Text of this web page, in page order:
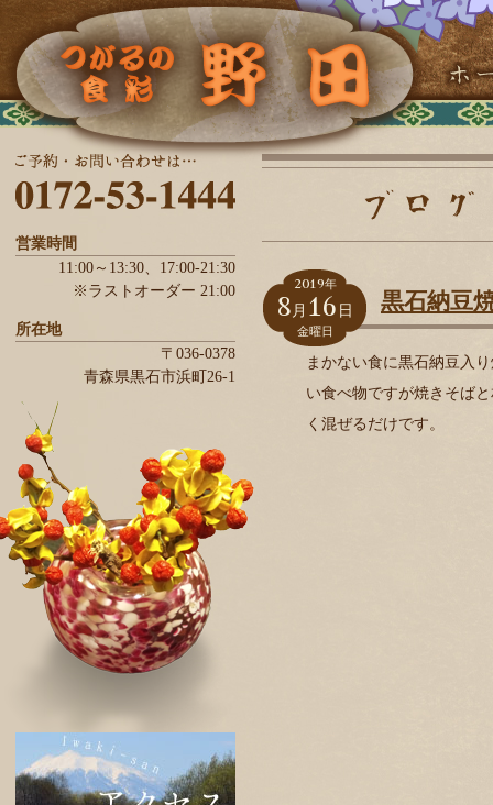
営業時間
11:00～13:30、 17:00-21:30
※ラストオーダー 21:00
所在地
〒036-0378
青森県黒石市浜町26-1
2019年
8 月 16 日
金曜日
黒石納豆
まかない食に黒石納豆入
い食べ物ですが焼きそば
く混ぜるだけです。